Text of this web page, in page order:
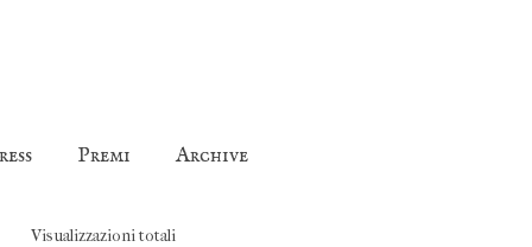
Premi Archive
Visualizzazioni totali